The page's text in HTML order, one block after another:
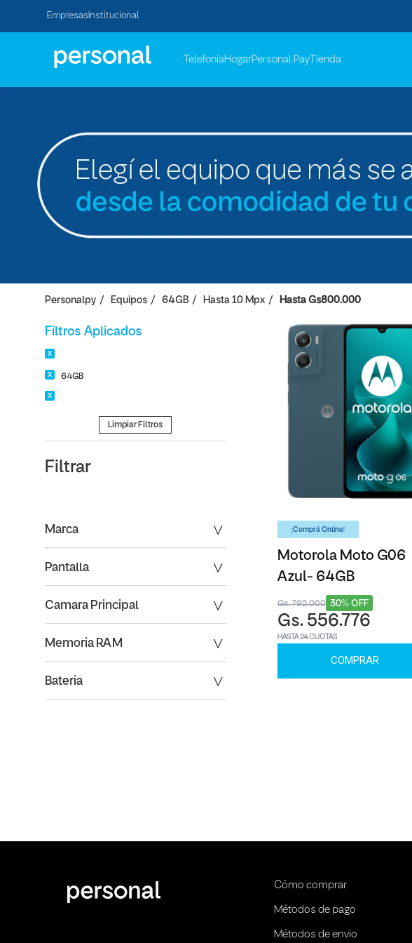
Empresas Institucional
TelefoníaHogarPersonal Pay Tienda
Personalpy Equipos 64GB Hasta 10 Mpx Hasta Gs800.000
Filtros Aplicados
64GB
Limpiar Filtros
Filtrar
Marca
Pantalla
Camara Principal
Memoria RAM
Bateria
¡Comprá Online!
Motorola Moto G06
Azul- 64GB
30% OFF
Gs. 792.000
Gs. 556.776
HASTA 24 CUOTAS
COMPRAR
Cómo comprar
Métodos de pago
Métodos de envio